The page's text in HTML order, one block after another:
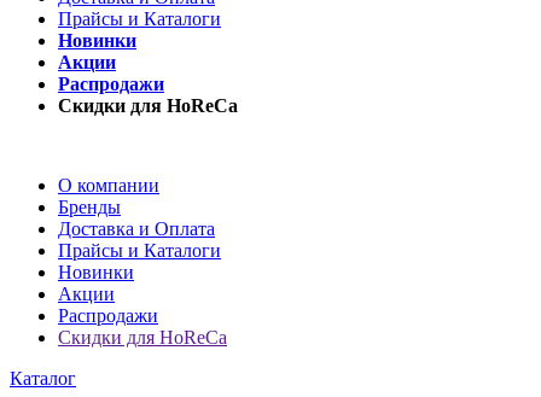
Прайсы и Каталоги
Новинки
Акции
Распродажи
Скидки для HoReCa
О компании
Бренды
Доставка и Оплата
Прайсы и Каталоги
Новинки
Акции
Распродажи
Скидки для HoReCa
Каталог